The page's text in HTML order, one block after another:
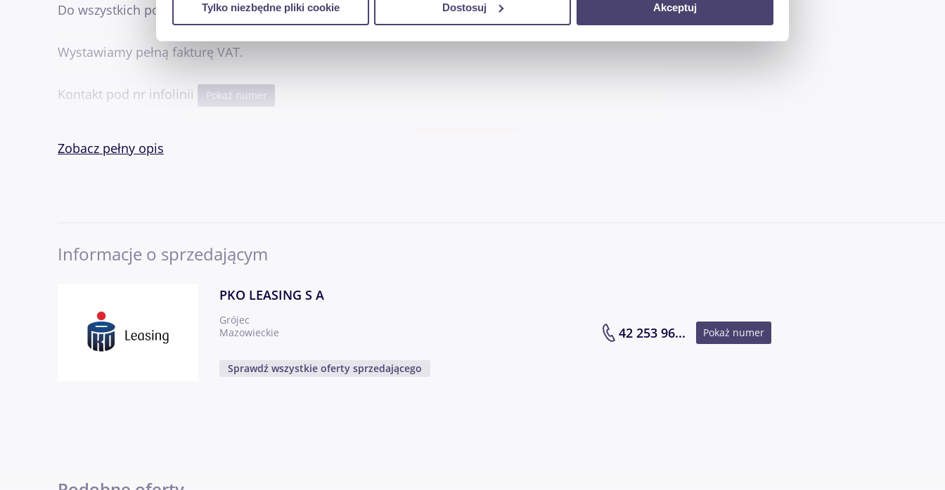
ruch w naszej witrynie. Informacje o tym, jak korzystasz z naszej witryny, udostępniamy partnerom społecznościowym,
uzyskanymi podczas korzystania z ich usług.
Tylko niezbędne pliki cookie Dostosuj Akceptuj
Do wszystkich pojazdów, maszyn i urządzeń posiadamy ekspertyzę.
Wystawiamy pełną fakturę VAT.
Kontakt pod nr infolinii Pokaż numer
od 9 do 17 w dni robocze, natomiast plac, tj. odbiór, zdanie oraz oględziny pojazdu można realizować
Dodatkowe informacje: liczba miejsc: 2, przegląd ważny do: 2027-01-05
Zobacz pełny opis
Informacje o sprzedającym
PKO LEASING S A
Grójec
Mazowieckie
Sprawdź wszystkie oferty sprzedającego
42 253 96... Pokaż numer